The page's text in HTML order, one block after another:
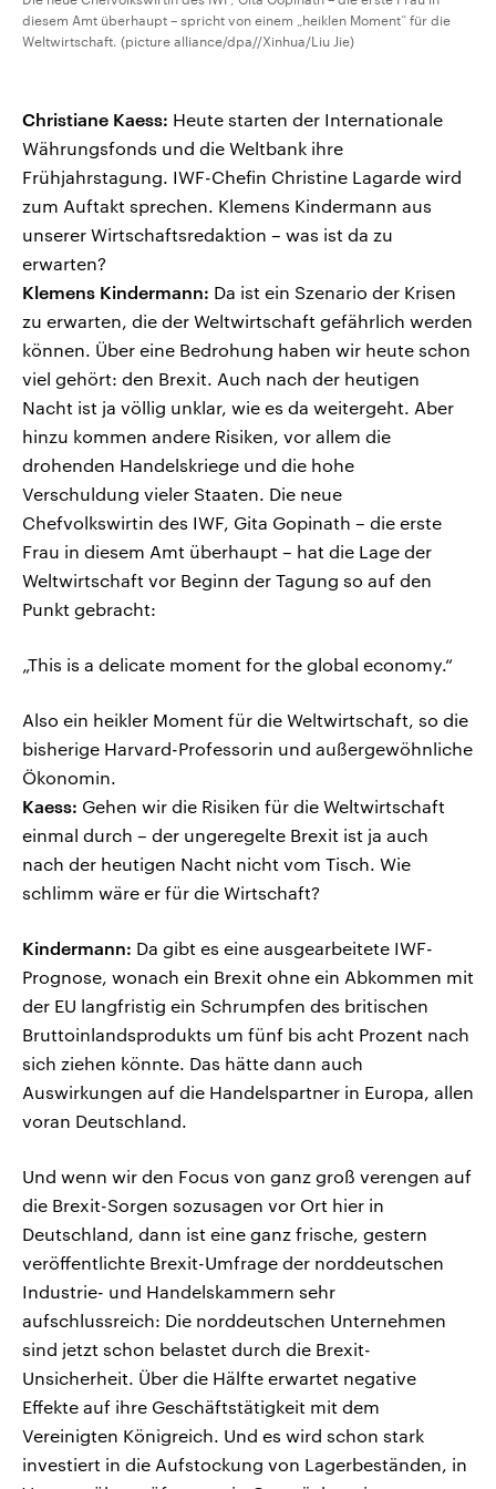
diesem Amt überhaupt – spricht von einem „heiklen Moment“ für die
Weltwirtschaft. (picture alliance/dpa//Xinhua/Liu Jie)
Christiane Kaess: Heute starten der Internationale
Währungsfonds und die Weltbank ihre
Frühjahrstagung. IWF-Chefin Christine Lagarde wird
zum Auftakt sprechen. Klemens Kindermann aus
unserer Wirtschaftsredaktion – was ist da zu
erwarten?
Klemens Kindermann: Da ist ein Szenario der Krisen
zu erwarten, die der Weltwirtschaft gefährlich werden
können. Über eine Bedrohung haben wir heute schon
viel gehört: den Brexit. Auch nach der heutigen
Nacht ist ja völlig unklar, wie es da weitergeht. Aber
hinzu kommen andere Risiken, vor allem die
drohenden Handelskriege und die hohe
Verschuldung vieler Staaten. Die neue
Chefvolkswirtin des IWF, Gita Gopinath – die erste
Frau in diesem Amt überhaupt – hat die Lage der
Weltwirtschaft vor Beginn der Tagung so auf den
Punkt gebracht:
„This is a delicate moment for the global economy.“
Also ein heikler Moment für die Weltwirtschaft, so die
bisherige Harvard-Professorin und außergewöhnliche
Ökonomin.
Kaess: Gehen wir die Risiken für die Weltwirtschaft
einmal durch – der ungeregelte Brexit ist ja auch
nach der heutigen Nacht nicht vom Tisch. Wie
schlimm wäre er für die Wirtschaft?
Kindermann: Da gibt es eine ausgearbeitete IWF-
Prognose, wonach ein Brexit ohne ein Abkommen mit
der EU langfristig ein Schrumpfen des britischen
Bruttoinlandsprodukts um fünf bis acht Prozent nach
sich ziehen könnte. Das hätte dann auch
Auswirkungen auf die Handelspartner in Europa, allen
voran Deutschland.
Und wenn wir den Focus von ganz groß verengen auf
die Brexit-Sorgen sozusagen vor Ort hier in
Deutschland, dann ist eine ganz frische, gestern
veröffentlichte Brexit-Umfrage der norddeutschen
Industrie- und Handelskammern sehr
aufschlussreich: Die norddeutschen Unternehmen
sind jetzt schon belastet durch die Brexit-
Unsicherheit. Über die Hälfte erwartet negative
Effekte auf ihre Geschäftstätigkeit mit dem
Vereinigten Königreich. Und es wird schon stark
investiert in die Aufstockung von Lagerbeständen, in